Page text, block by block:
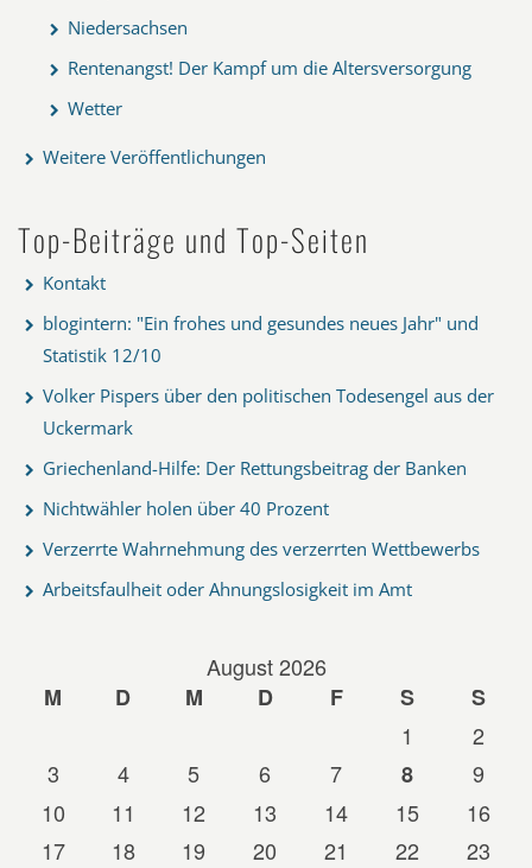
Niedersachsen
Rentenangst! Der Kampf um die Altersversorgung
Wetter
Weitere Veröffentlichungen
Top-Beiträge und Top-Seiten
Kontakt
blogintern: "Ein frohes und gesundes neues Jahr" und
Statistik 12/10
Volker Pispers über den politischen Todesengel aus der
Uckermark
Griechenland-Hilfe: Der Rettungsbeitrag der Banken
Nichtwähler holen über 40 Prozent
Verzerrte Wahrnehmung des verzerrten Wettbewerbs
Arbeitsfaulheit oder Ahnungslosigkeit im Amt
August 2026
M
D M D F S
S
1
2
3
4 5 6 7 8
9
10
11 12 13 14 15
16
17
18 19 20 21 22 23